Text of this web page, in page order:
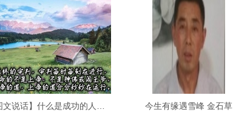
今生有缘遇雪峰 金石草